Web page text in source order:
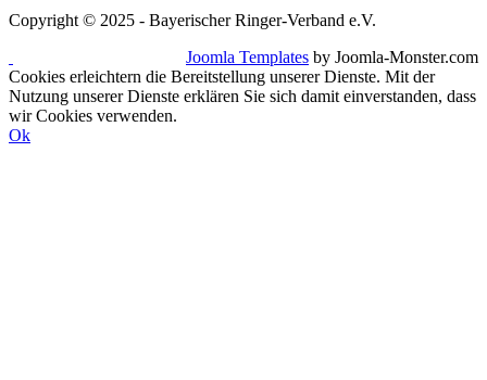
Copyright © 2025 - Bayerischer Ringer-Verband e.V.
Joomla Templates by Joomla-Monster.com
Cookies erleichtern die Bereitstellung unserer Dienste. Mit der
Nutzung unserer Dienste erklären Sie sich damit einverstanden, dass
wir Cookies verwenden.
Ok